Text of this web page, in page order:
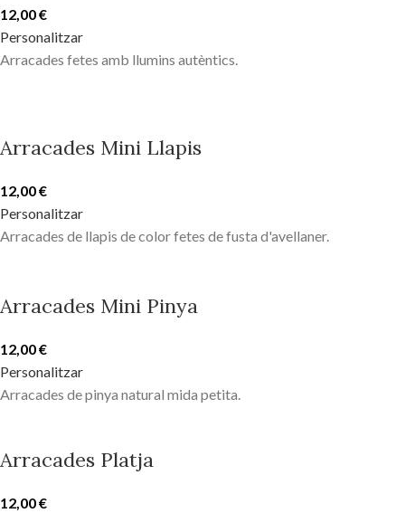
12,00€
Personalitzar
Arracades fetes amb llumins autèntics.
Arracades Mini Llapis
12,00€
Personalitzar
Arracades de llapis de color fetes de fusta d'avellaner.
Arracades Mini Pinya
12,00€
Personalitzar
Arracades de pinya natural mida petita.
Arracades Platja
12,00€